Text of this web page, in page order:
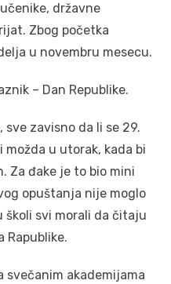
državne
Zbog početka
u novembru mesecu.
– Dan Republike.
zavisno da li se 29.
u utorak, kada bi
Za đake je to bio mini
opuštanja nije moglo
školi svi morali da čitaju
Rapublike.
svečanim akademijama